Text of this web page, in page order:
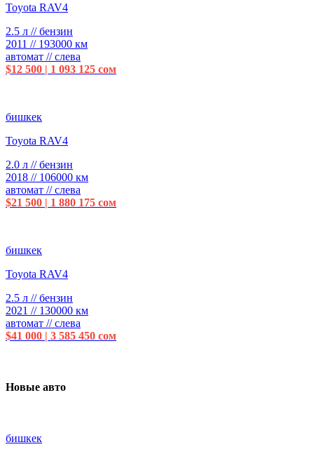
Toyota RAV4
2.5 л // бензин
2011 // 193000 км
автомат // слева
$12 500 | 1 093 125 сом
бишкек
Toyota RAV4
2.0 л // бензин
2018 // 106000 км
автомат // слева
$21 500 | 1 880 175 сом
бишкек
Toyota RAV4
2.5 л // бензин
2021 // 130000 км
автомат // слева
$41 000 | 3 585 450 сом
Новые авто
бишкек